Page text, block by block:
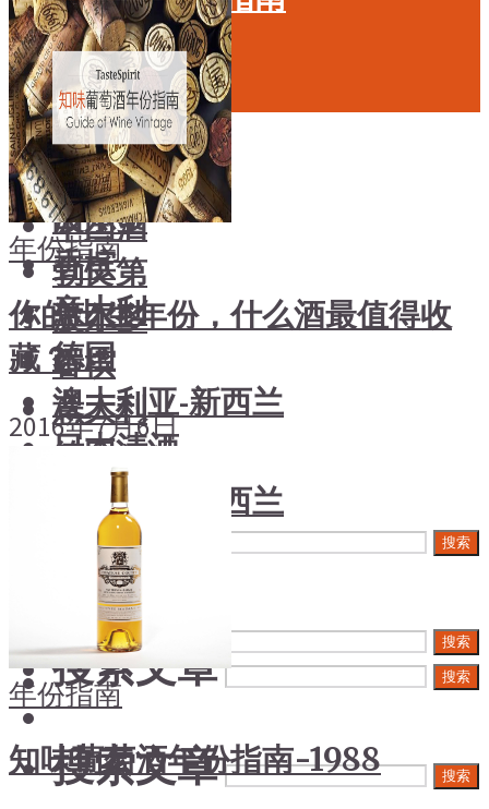
风土大会
烈酒
中国酒
勃艮第
波尔多
香槟
意大利
德国
澳大利亚-新西兰
日本清酒
搜索文章 搜索
搜索文章 搜索
餐酒搭配
风土食材
风土大会
烈酒
中国酒
勃艮第
波尔多
香槟
意大利
德国
澳大利亚-新西兰
日本清酒
搜索文章 搜索
搜索文章 搜索
年份指南
你的出生年份，什么酒最值得收
藏？
2016年7月6日
年份指南
知味葡萄酒年份指南-1988